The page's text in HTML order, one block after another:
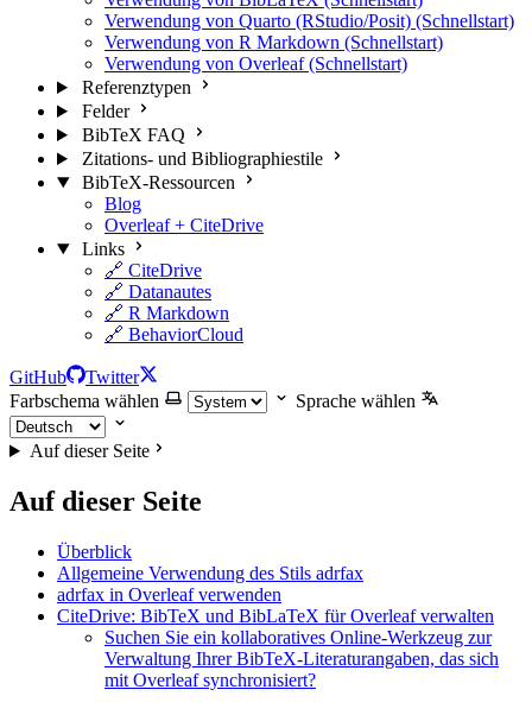
Verwendung von Quarto (RStudio/Posit) (Schnellstart)
Verwendung von R Markdown (Schnellstart)
Verwendung von Overleaf (Schnellstart)
Referenztypen
Felder
BibTeX FAQ
Zitations- und Bibliographiestile
BibTeX-Ressourcen
Blog
Overleaf + CiteDrive
Links
🔗 CiteDrive
🔗 Datanautes
🔗 R Markdown
🔗 BehaviorCloud
GitHub
Twitter
Farbschema wählen
Sprache wählen
Auf dieser Seite
Auf dieser Seite
Überblick
Allgemeine Verwendung des Stils adrfax
adrfax in Overleaf verwenden
CiteDrive: BibTeX und BibLaTeX für Overleaf verwalten
Suchen Sie ein kollaboratives Online-Werkzeug zur
Verwaltung Ihrer BibTeX-Literaturangaben, das sich
mit Overleaf synchronisiert?